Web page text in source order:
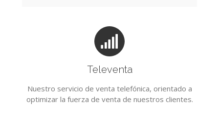
Televenta
Nuestro servicio de venta telefónica, orientado a
optimizar la fuerza de venta de nuestros clientes.